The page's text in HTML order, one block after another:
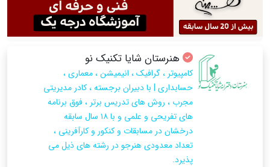
هنرستان شایا تکنیک نو
کامپیوتر ، گرافیک ، انیمیشن ، معماری ،
حسابداری | با دبیران برجسته ، کادر مدیریتی
مجرب ، روش های تدریس برتر ، فوق برنامه
های تفریحی و علمی و با ۱۸ سال سابقه
درخشان در مسابقات و کنکور و کارآفرینی ،
تعداد معدودی هنرجو در رشته های ذیل می
پذیرد.